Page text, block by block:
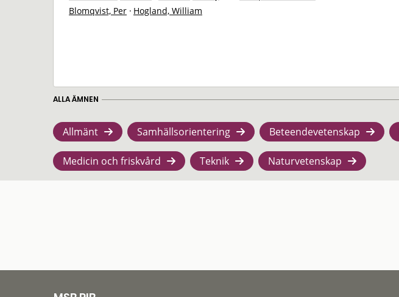
Blomqvist, Per · Hogland, William
ALLA ÄMNEN
Allmänt Samhällsorientering Beteendevetenskap
Medicin och friskvård Teknik Naturvetenskap